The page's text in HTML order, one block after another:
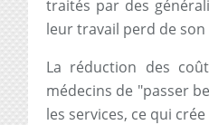
traités par des
leur travail perd de son
La réduction des
médecins de "passer
les services, ce qui